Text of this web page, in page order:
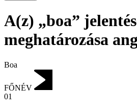
A(z) „boa”
meghatározása
Boa
FŐNÉV
01